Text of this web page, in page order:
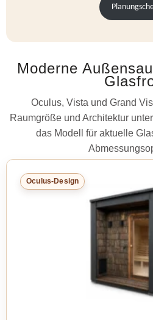
Moderne
Oculus, Vista und Grand
Raumgröße und Architektur
das Modell für aktuelle
Oculus-Design